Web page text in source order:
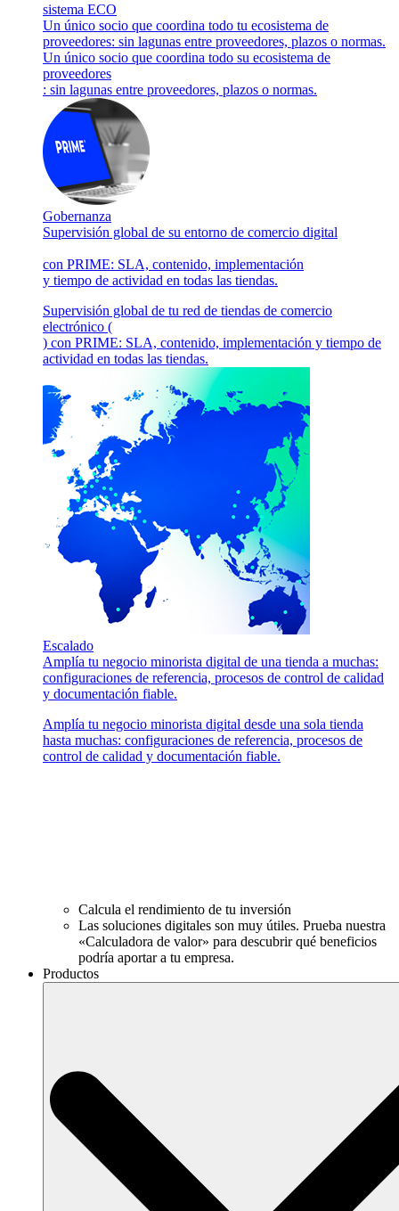
sistema ECO
Un único socio que coordina todo tu ecosistema de
proveedores: sin lagunas entre proveedores, plazos o normas.
Un único socio que coordina todo su ecosistema de
proveedores
: sin lagunas entre proveedores, plazos o normas.
Gobernanza
Supervisión global de su entorno de comercio digital
con PRIME: SLA, contenido, implementación
y tiempo de actividad en todas las tiendas.
Supervisión global de tu red de tiendas de comercio
electrónico (
) con PRIME: SLA, contenido, implementación y tiempo de
actividad en todas las tiendas.
Escalado
Amplía tu negocio minorista digital de una tienda a muchas:
configuraciones de referencia, procesos de control de calidad
y documentación fiable.
Amplía tu negocio minorista digital desde una sola tienda
hasta muchas: configuraciones de referencia, procesos de
control de calidad y documentación fiable.
Calcula el rendimiento de tu inversión
Las soluciones digitales son muy útiles. Prueba nuestra
«Calculadora de valor» para descubrir qué beneficios
podría aportar a tu empresa.
Productos